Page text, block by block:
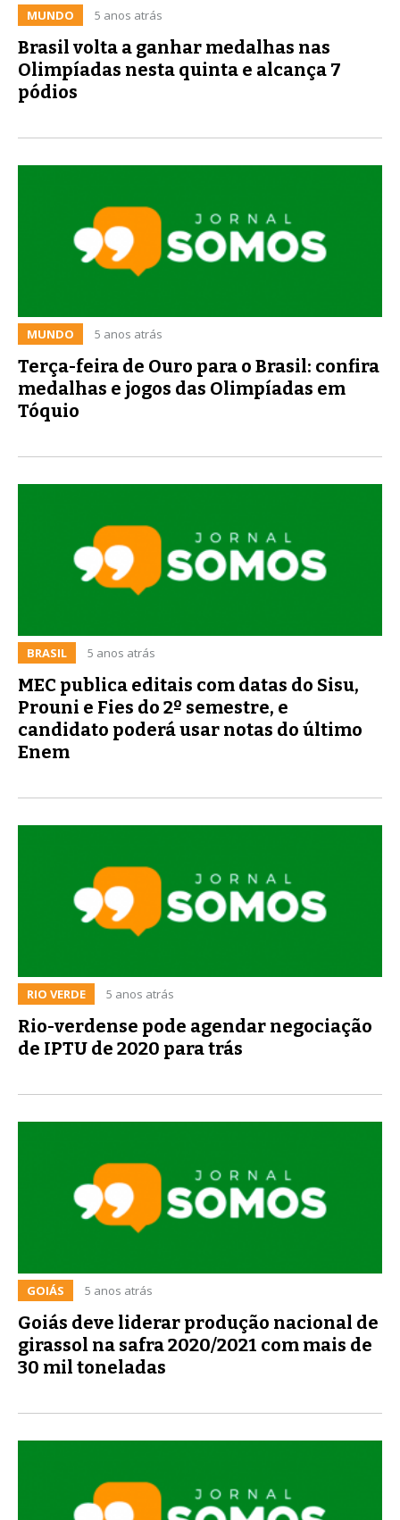
MUNDO 5 anos atrás
Brasil volta a ganhar medalhas nas
Olimpíadas nesta quinta e alcança 7
pódios
MUNDO 5 anos atrás
Terça-feira de Ouro para o Brasil: confira
medalhas e jogos das Olimpíadas em
Tóquio
BRASIL 5 anos atrás
MEC publica editais com datas do Sisu,
Prouni e Fies do 2º semestre, e
candidato poderá usar notas do último
Enem
RIO VERDE 5 anos atrás
Rio-verdense pode agendar negociação
de IPTU de 2020 para trás
GOIÁS 5 anos atrás
Goiás deve liderar produção nacional de
girassol na safra 2020/2021 com mais de
30 mil toneladas